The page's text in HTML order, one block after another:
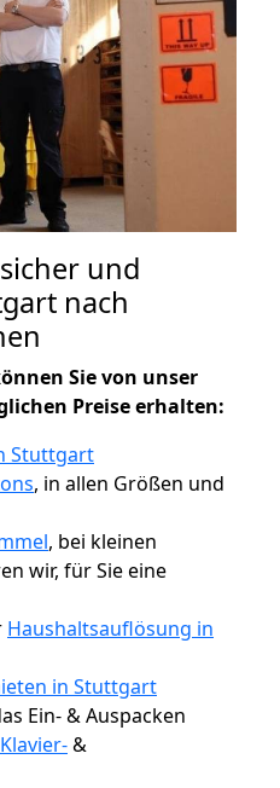
und
nach
Sie von unser
Preise erhalten:
Stuttgart
, in allen Größen und
, bei kleinen
wir, für Sie eine
Haushaltsauflösung in
in Stuttgart
Ein- & Auspacken
Klavier-&